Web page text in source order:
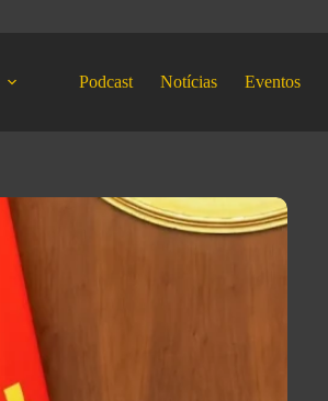
Podcast Notícias Eventos